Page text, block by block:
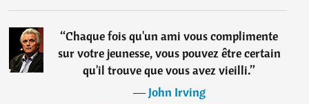
“Chaque fois qu'un ami vous complimente
sur votre jeunesse, vous pouvez être certain
qu'il trouve que vous avez vieilli.”
―John Irving